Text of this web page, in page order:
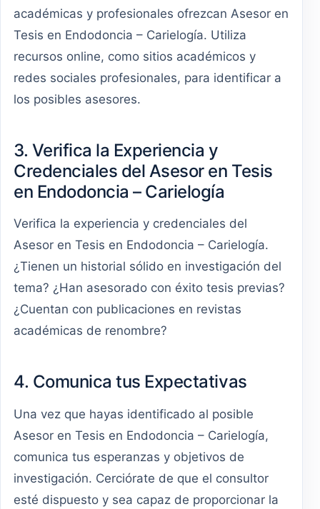
académicas y profesionales ofrezcan Asesor en
Tesis en Endodoncia – Carielogía. Utiliza
recursos online, como sitios académicos y
redes sociales profesionales, para identificar a
los posibles asesores.
3. Verifica la Experiencia y
Credenciales del Asesor en Tesis
en Endodoncia – Carielogía
Verifica la experiencia y credenciales del
Asesor en Tesis en Endodoncia – Carielogía.
¿Tienen un historial sólido en investigación del
tema? ¿Han asesorado con éxito tesis previas?
¿Cuentan con publicaciones en revistas
académicas de renombre?
4. Comunica tus Expectativas
Una vez que hayas identificado al posible
Asesor en Tesis en Endodoncia – Carielogía,
comunica tus esperanzas y objetivos de
investigación. Cerciórate de que el consultor
esté dispuesto y sea capaz de proporcionar la